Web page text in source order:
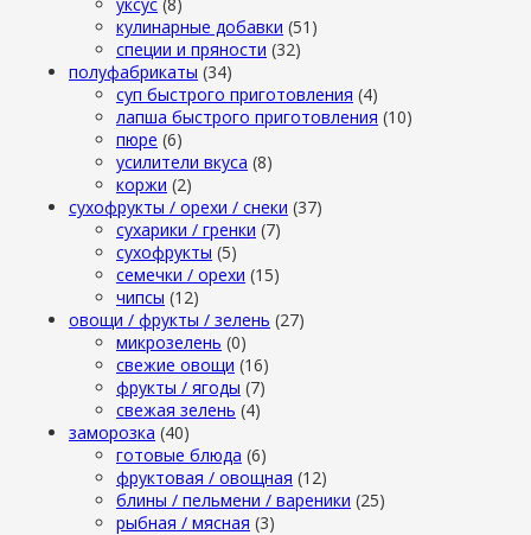
кулинарные добавки (51)
специи и пряности (32)
полуфабрикаты (34)
суп быстрого приготовления (4)
лапша быстрого приготовления (10)
пюре (6)
усилители вкуса (8)
коржи (2)
сухофрукты / орехи / снеки (37)
сухарики / гренки (7)
сухофрукты (5)
семечки / орехи (15)
чипсы (12)
овощи / фрукты / зелень (27)
микрозелень (0)
свежие овощи (16)
фрукты / ягоды (7)
свежая зелень (4)
заморозка (40)
готовые блюда (6)
фруктовая / овощная (12)
блины / пельмени / вареники (25)
рыбная / мясная (3)